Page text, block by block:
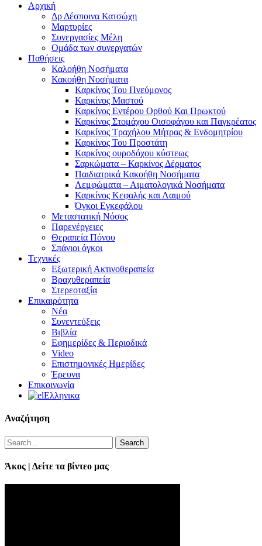
Αρχική
Δρ Δέσποινα Κατσώχη
Μαρτυρίες
Συνεργασίες Μέλη
Ομάδα των συνεργατών
Παθήσεις
Καλοήθη Νοσήματα
Κακοήθη Νοσήματα
Καρκίνος Του Πνεύμονος
Καρκίνος Μαστού
Καρκίνος Εντέρου Ορθού Και Πρωκτού
Καρκίνος Στομάχου Οισοφάγου και Παγκρέατος
Καρκίνος Τραχήλου Μήτρας & Ενδομητρίου
Καρκίνος Του Προστάτη
Καρκίνος ουροδόχου κύστεως
Σαρκώματα – Καρκίνος Δέρματος
Παιδιατρικά Κακοήθη Νοσήματα
Λεμφώματα – Αιματολογικά Νοσήματα
Καρκίνος Κεφαλής και Λαιμού
Όγκοι Εγκεφάλου
Μεταστατική Νόσος
Παρενέργειες
Θεραπεία Πόνου
Σπάνιοι όγκοι
Τεχνικές
Εξωτερική Ακτινοθεραπεία
Βραχυθεραπεία
Στερεοταξία
Επικαιρότητα
Νέα
Συνεντεύξεις
Βιβλία
Εφημερίδες & Περιοδικά
Video
Επιστημονικές Ημερίδες
Έρευνα
Επικοινωνία
Ελληνικα
Αναζήτηση
Search
Άκος | Δείτε τα βίντεο μας